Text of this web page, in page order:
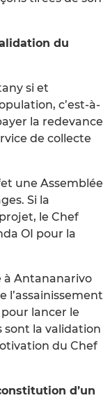
du
si et
c’est-à-
la redevance
de collecte
une Assemblée
Si la
le Chef
OI pour la
à Antananarivo
l’assainissement
lancer le
la validation
du Chef
d’un